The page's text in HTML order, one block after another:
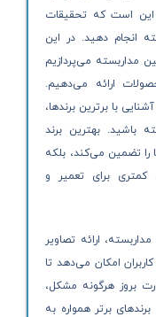
این است که تحقیقات
انجام دهید. در این
مداربسته می‌پردازیم
ارائه می‌دهیم.
با برترین برندها،
باشید. بهترین برند
را تضمین می‌کند، بلکه
برای تعمیر و
ارائه تصاویر
امکان می‌دهد تا
بروز هرگونه مشکل،
برتر همواره به